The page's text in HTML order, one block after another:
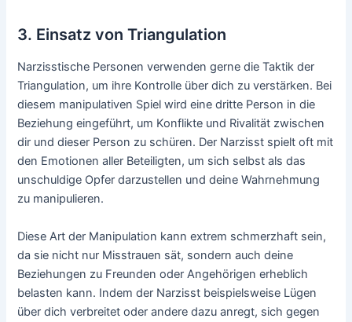
3. Einsatz von Triangulation
Narzisstische Personen verwenden gerne die Taktik der
Triangulation, um ihre Kontrolle über dich zu verstärken. Bei
diesem manipulativen Spiel wird eine dritte Person in die
Beziehung eingeführt, um Konflikte und Rivalität zwischen
dir und dieser Person zu schüren. Der Narzisst spielt oft mit
den Emotionen aller Beteiligten, um sich selbst als das
unschuldige Opfer darzustellen und deine Wahrnehmung
zu manipulieren.
Diese Art der Manipulation kann extrem schmerzhaft sein,
da sie nicht nur Misstrauen sät, sondern auch deine
Beziehungen zu Freunden oder Angehörigen erheblich
belasten kann. Indem der Narzisst beispielsweise Lügen
über dich verbreitet oder andere dazu anregt, sich gegen